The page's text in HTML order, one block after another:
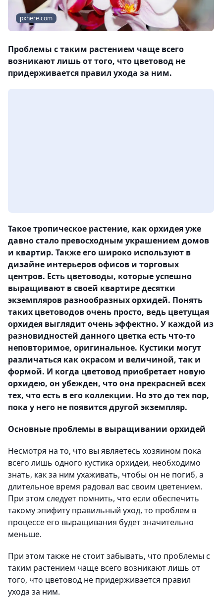
pxhere.com
Проблемы с таким растением чаще всего
возникают лишь от того, что цветовод не
придерживается правил ухода за ним.
Такое тропическое растение, как орхидея уже
давно стало превосходным украшением домов
и квартир. Также его широко используют в
дизайне интерьеров офисов и торговых
центров. Есть цветоводы, которые успешно
выращивают в своей квартире десятки
экземпляров разнообразных орхидей. Понять
таких цветоводов очень просто, ведь цветущая
орхидея выглядит очень эффектно. У каждой из
разновидностей данного цветка есть что-то
неповторимое, оригинальное. Кустики могут
различаться как окрасом и величиной, так и
формой. И когда цветовод приобретает новую
орхидею, он убежден, что она прекрасней всех
тех, что есть в его коллекции. Но это до тех пор,
пока у него не появится другой экземпляр.
Основные проблемы в выращивании орхидей
Несмотря на то, что вы являетесь хозяином пока
всего лишь одного кустика орхидеи, необходимо
знать, как за ним ухаживать, чтобы он не погиб, а
длительное время радовал вас своим цветением.
При этом следует помнить, что если обеспечить
такому эпифиту правильный уход, то проблем в
процессе его выращивания будет значительно
меньше.
При этом также не стоит забывать, что проблемы с
таким растением чаще всего возникают лишь от
того, что цветовод не придерживается правил
ухода за ним.